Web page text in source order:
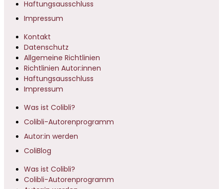
Haftungsausschluss
Impressum
Kontakt
Datenschutz
Allgemeine Richtlinien
Richtlinien Autor:innen
Haftungsausschluss
Impressum
Was ist Colibli?
Colibli-Autorenprogramm
Autor:in werden
ColiBlog
Was ist Colibli?
Colibli-Autorenprogramm